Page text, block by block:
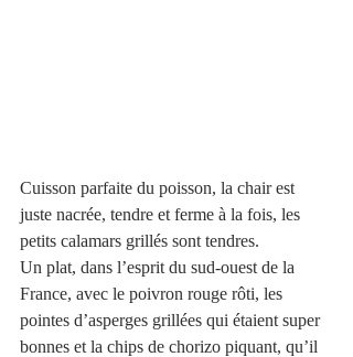
Cuisson parfaite du poisson, la chair est
juste nacrée, tendre et ferme à la fois, les
petits calamars grillés sont tendres.
Un plat, dans l’esprit du sud-ouest de la
France, avec le poivron rouge rôti, les
pointes d’asperges grillées qui étaient super
bonnes et la chips de chorizo piquant, qu’il